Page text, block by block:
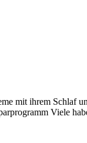
mit ihrem Schlaf
Viele